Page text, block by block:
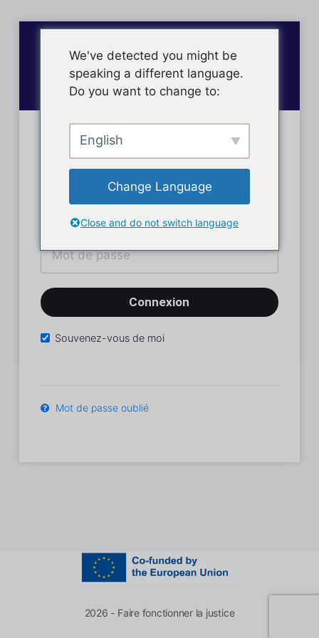
Connexion des membres
Souvenez-vous de moi
Mot de passe oublié
2026 - Faire fonctionner la justice
We've detected you might be
speaking a different language.
Do you want to change to:
English
Change Language
Close and do not switch language